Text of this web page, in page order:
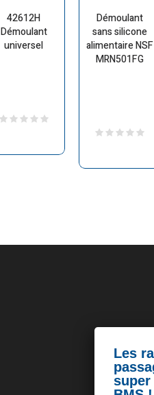
42612H
Démoulant
universel
Démoulant
sans silicone
alimentaire NSF
MRN501FG